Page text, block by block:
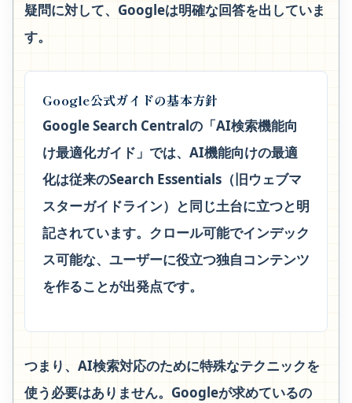
疑問に対して、Googleは明確な回答を出していま
す。
Google公式ガイドの基本方針
Google Search Centralの「AI検索機能向
け最適化ガイド」では、AI機能向けの最適
化は従来のSearch Essentials（旧ウェブマ
スターガイドライン）と同じ土台に立つと明
記されています。クロール可能でインデック
ス可能な、ユーザーに役立つ独自コンテンツ
を作ることが出発点です。
つまり、AI検索対応のために特殊なテクニックを
使う必要はありません。Googleが求めているの